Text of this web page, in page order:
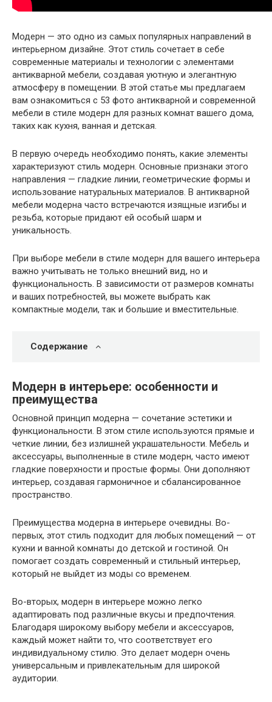
Модерн — это одно из самых популярных направлений в
интерьерном дизайне. Этот стиль сочетает в себе
современные материалы и технологии с элементами
антикварной мебели, создавая уютную и элегантную
атмосферу в помещении. В этой статье мы предлагаем
вам ознакомиться с 53 фото антикварной и современной
мебели в стиле модерн для разных комнат вашего дома,
таких как кухня, ванная и детская.
В первую очередь необходимо понять, какие элементы
характеризуют стиль модерн. Основные признаки этого
направления — гладкие линии, геометрические формы и
использование натуральных материалов. В антикварной
мебели модерна часто встречаются изящные изгибы и
резьба, которые придают ей особый шарм и
уникальность.
При выборе мебели в стиле модерн для вашего интерьера
важно учитывать не только внешний вид, но и
функциональность. В зависимости от размеров комнаты
и ваших потребностей, вы можете выбрать как
компактные модели, так и большие и вместительные.
Содержание
Модерн в интерьере: особенности и
преимущества
Основной принцип модерна — сочетание эстетики и
функциональности. В этом стиле используются прямые и
четкие линии, без излишней украшательности. Мебель и
аксессуары, выполненные в стиле модерн, часто имеют
гладкие поверхности и простые формы. Они дополняют
интерьер, создавая гармоничное и сбалансированное
пространство.
Преимущества модерна в интерьере очевидны. Во-
первых, этот стиль подходит для любых помещений — от
кухни и ванной комнаты до детской и гостиной. Он
помогает создать современный и стильный интерьер,
который не выйдет из моды со временем.
Во-вторых, модерн в интерьере можно легко
адаптировать под различные вкусы и предпочтения.
Благодаря широкому выбору мебели и аксессуаров,
каждый может найти то, что соответствует его
индивидуальному стилю. Это делает модерн очень
универсальным и привлекательным для широкой
аудитории.